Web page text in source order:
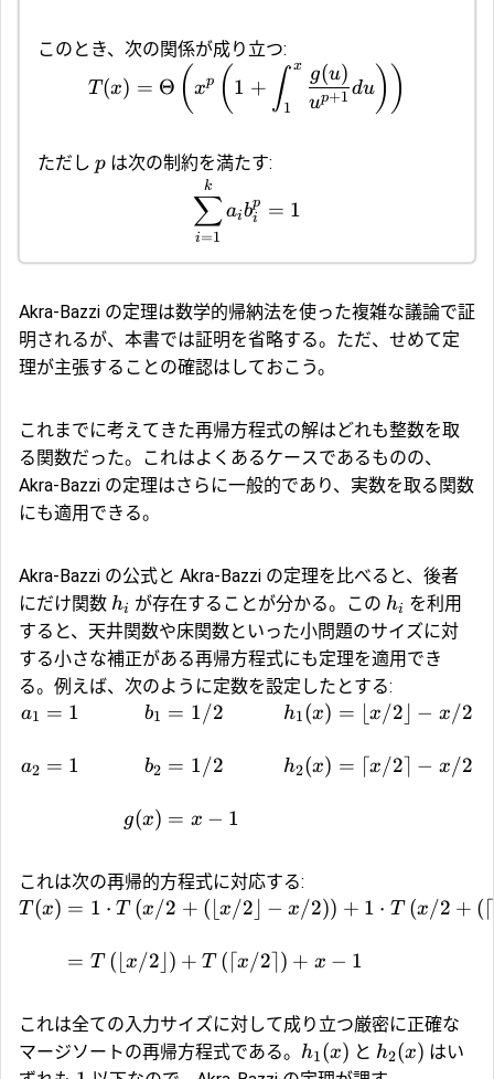
このとき、次の関係が成り立つ:
T (x) = Θ (xp ( 1 + ∫1
x
up+1
g(u)
du ))
ただし p は次の制約を満たす:
i=1
∑
k
aibi
p = 1
Akra-Bazzi の定理は数学的帰納法を使った複雑な議論で証
明されるが、本書では証明を省略する。ただ、せめて定
理が主張することの確認はしておこう。
これまでに考えてきた再帰方程式の解はどれも整数を取
る関数だった。これはよくあるケースであるものの、
Akra-Bazzi の定理はさらに一般的であり、実数を取る関数
にも適用できる。
Akra-Bazzi の公式と Akra-Bazzi の定理を比べると、後者
にだけ関数 hi が存在することが分かる。この hi を利用
すると、天井関数や床関数といった小問題のサイズに対
する小さな補正がある再帰方程式にも定理を適用でき
る。例えば、次のように定数を設定したとする:
a1
a2
= 1
= 1
b1
b2
g(x)
= 1/2
= 1/2
= x − 1
h1(x)
h2(x)
= ⌊x/2 ⌋ − x/2
= ⌈x/2⌉ − x/2
これは次の再帰的方程式に対応する:
T (x) = 1 ⋅ T (x/2 + ( x/2 − x/2)) + 1 ⋅ T (x/2 + ( ⌈
= T ( x/2 ) + T ( ⌈x/2⌉) + x − 1
これは全ての入力サイズに対して成り立つ厳密に正確な
マージソートの再帰方程式である。 h1(x) と h2(x) はい